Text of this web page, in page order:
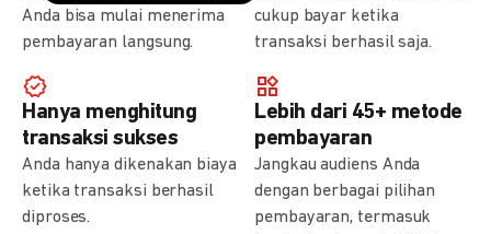
Anda bisa mulai menerima
pembayaran langsung.
cukup bayar ketika
transaksi berhasil saja.
Hanya menghitung
transaksi sukses
Anda hanya dikenakan biaya
ketika transaksi berhasil
diproses.
Lebih dari 45+ metode
pembayaran
Jangkau audiens Anda
dengan berbagai pilihan
pembayaran, termasuk